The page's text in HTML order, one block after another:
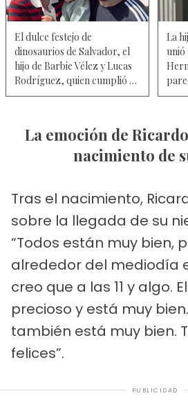
El dulce festejo de
dinosaurios de Salvador, el
hijo de Barbie Vélez y Lucas
Rodríguez, quien cumplió 3
años — Video
La
unió
La emoción de Ricardo Darín ante el
nacimiento de
Tras el nacimiento,
sobre la llegada de su
“Todos están muy bien,
alrededor del mediodía
creo que a las 11 y algo.
precioso y está muy
también está muy bien.
felices”.
PUBLICIDAD